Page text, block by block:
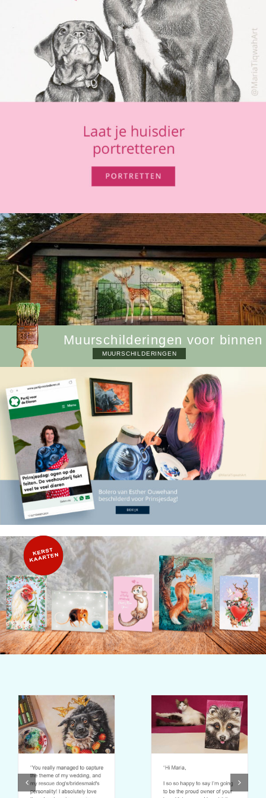
MUURSCHILDERINGEN
Muursc hi d eringen voor binnen